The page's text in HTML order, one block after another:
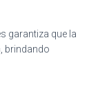
garantiza que la
brindando